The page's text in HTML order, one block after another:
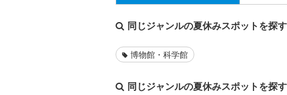
同じジャンルの夏休みスポットを探す
博物館・科学館
同じジャンルの夏休みスポットを探す